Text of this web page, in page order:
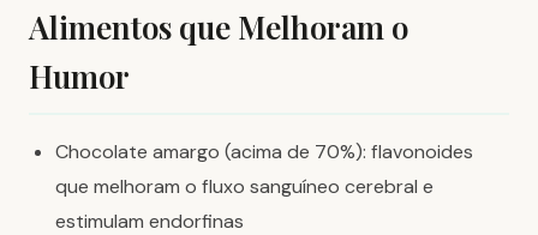
Alimentos que Melhoram o
Humor
Chocolate amargo (acima de 70%): flavonoides
que melhoram o fluxo sanguíneo cerebral e
estimulam endorfinas